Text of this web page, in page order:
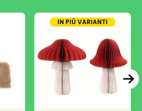
IN PIÙ VARIANTI